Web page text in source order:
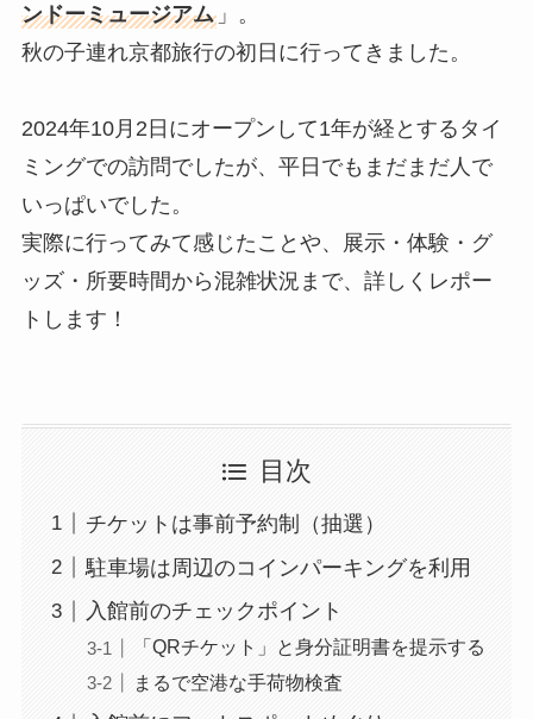
ンドーミュージアム」。
秋の子連れ京都旅行の初日に行ってきました。
2024年10月2日にオープンして1年が経とするタイ
ミングでの訪問でしたが、平日でもまだまだ人で
いっぱいでした。
実際に行ってみて感じたことや、展示・体験・グ
ッズ・所要時間から混雑状況まで、詳しくレポー
トします！
目次
チケットは事前予約制（抽選）
駐車場は周辺のコインパーキングを利用
入館前のチェックポイント
「QRチケット」と身分証明書を提示する
まるで空港な手荷物検査